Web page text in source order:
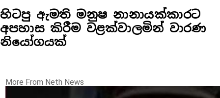
හිටපු ඇමති මනුෂ නානායක්කාරට
අපහාස කිරීම වළක්වාලමින් වාරණ
නියෝගයක්
More From Neth News